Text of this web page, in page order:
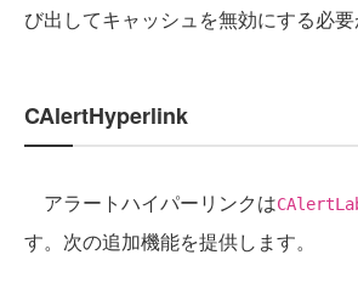
び出してキャッシュを無効にする必要
CAlertHyperlink
アラートハイパーリンクは
す。次の追加機能を提供します。